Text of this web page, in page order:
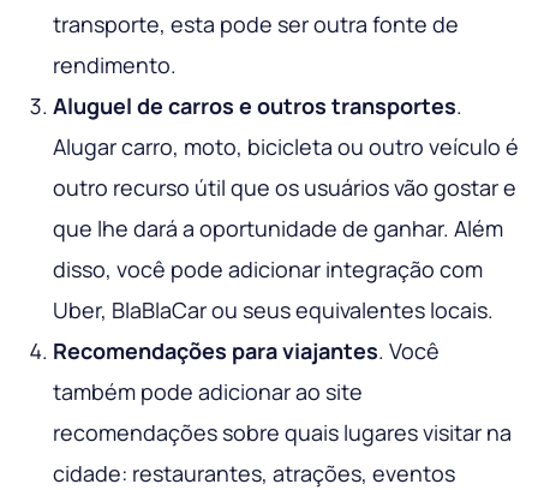
transporte, esta pode ser outra fonte de
rendimento.
Aluguel de carros e outros transportes.
Alugar carro, moto, bicicleta ou outro veículo é
outro recurso útil que os usuários vão gostar e
que lhe dará a oportunidade de ganhar. Além
disso, você pode adicionar integração com
Uber, BlaBlaCar ou seus equivalentes locais.
Recomendações para viajantes. Você
também pode adicionar ao site
recomendações sobre quais lugares visitar na
cidade: restaurantes, atrações, eventos